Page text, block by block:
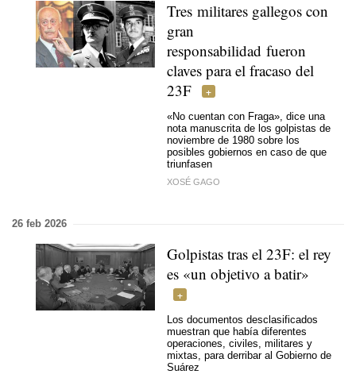
Tres militares gallegos con
gran
responsabilidad fueron
claves para el fracaso del
23F
«No cuentan con Fraga», dice una
nota manuscrita de los golpistas de
noviembre de 1980 sobre los
posibles gobiernos en caso de que
triunfasen
XOSÉ GAGO
26 feb 2026
Golpistas tras el 23F: el rey
es «un objetivo a batir»
Los documentos desclasificados
muestran que había diferentes
operaciones, civiles, militares y
mixtas, para derribar al Gobierno de
Suárez